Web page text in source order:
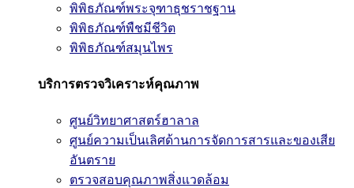
พิพิธภัณฑ์พระจุฑาธุชราชฐาน
พิพิธภัณฑ์พืชมีชีวิต
พิพิธภัณฑ์สมุนไพร
บริการตรวจวิเคราะห์คุณภาพ
ศูนย์วิทยาศาสตร์ฮาลาล
ศูนย์ความเป็นเลิศด้านการจัดการสารและของเสีย
อันตราย
ตรวจสอบคุณภาพสิ่งแวดล้อม